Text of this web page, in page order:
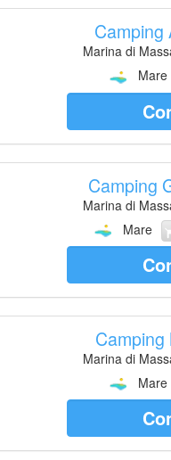
Camping
Marina di
Mare
Camping
Marina di
Mare
Camping
Marina di
Mare